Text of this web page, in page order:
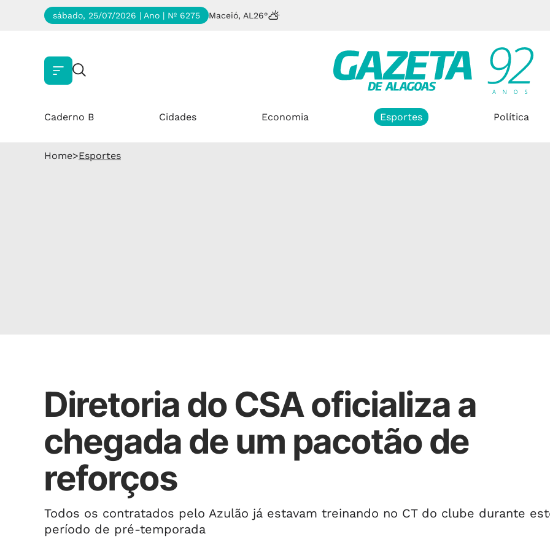
sábado, 25/07/2026 | Ano | Nº 6275 Maceió, AL 26°
Caderno B Cidades Economia Esportes Política
Home>Esportes
Diretoria do CSA oficializa a
chegada de um pacotão de
reforços
Todos os contratados pelo Azulão já estavam treinando no CT do clube durante
período de pré-temporada